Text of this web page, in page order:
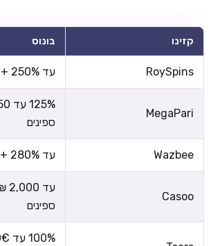
קזינו בונוס
RoySpins עד 250% + 200 ספינים
MegaPari
ספינים
Wazbee עד 280% + 230 ספינים
Casoo
ספינים